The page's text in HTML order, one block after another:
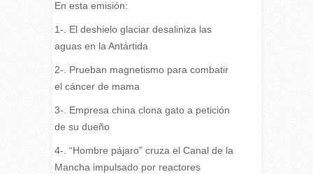
En esta emisión:
1-. El deshielo glaciar desaliniza las
aguas en la Antártida
2-. Prueban magnetismo para combatir
el cáncer de mama
3-. Empresa china clona gato a petición
de su dueño
4-. “Hombre pájaro” cruza el Canal de la
Mancha impulsado por reactores